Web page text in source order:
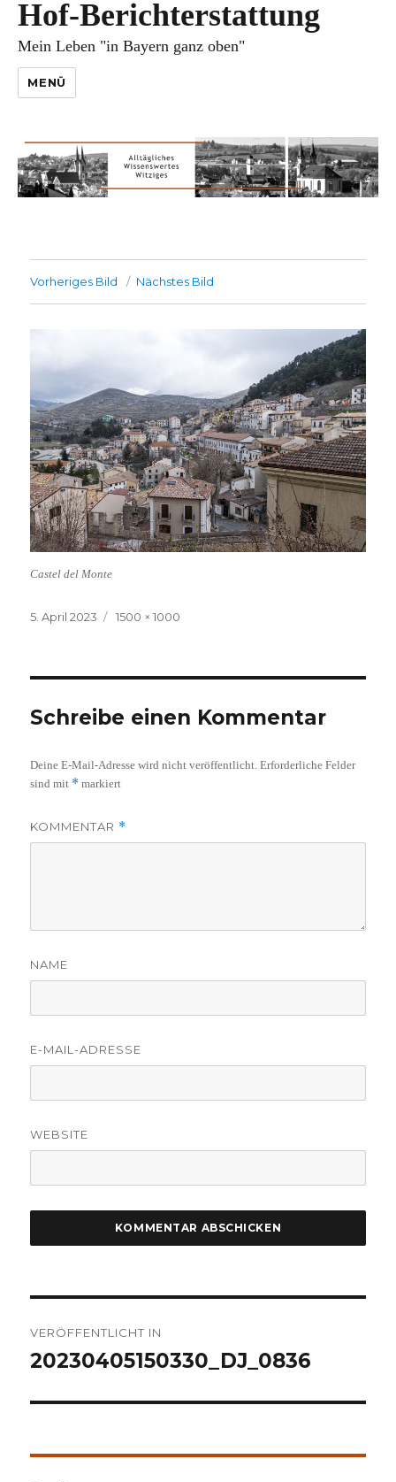
Hof-Berichterstattung
Mein Leben "in Bayern ganz oben"
MENÜ
Vorheriges Bild Nächstes Bild
Castel del Monte
Veröffentlicht
5. April 2023
Volle
1500 × 1000
Schreibe einen Kommentar
Deine E-Mail-Adresse wird nicht veröffentlicht. Erforderliche Felder
sind mit * markiert
KOMMENTAR *
NAME
E-MAIL-ADRESSE
WEBSITE
VERÖFFENTLICHT IN
20230405150330_DJ_0836